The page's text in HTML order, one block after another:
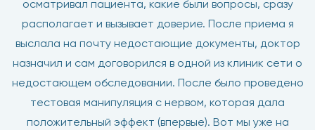
осматривал пациента, какие были вопросы, сразу
располагает и вызывает доверие. После приема я
выслала на почту недостающие документы, доктор
назначил и сам договорился в одной из клиник сети о
недостающем обследовании. После было проведено
тестовая манипуляция с нервом, которая дала
положительный эффект (впервые). Вот мы уже на